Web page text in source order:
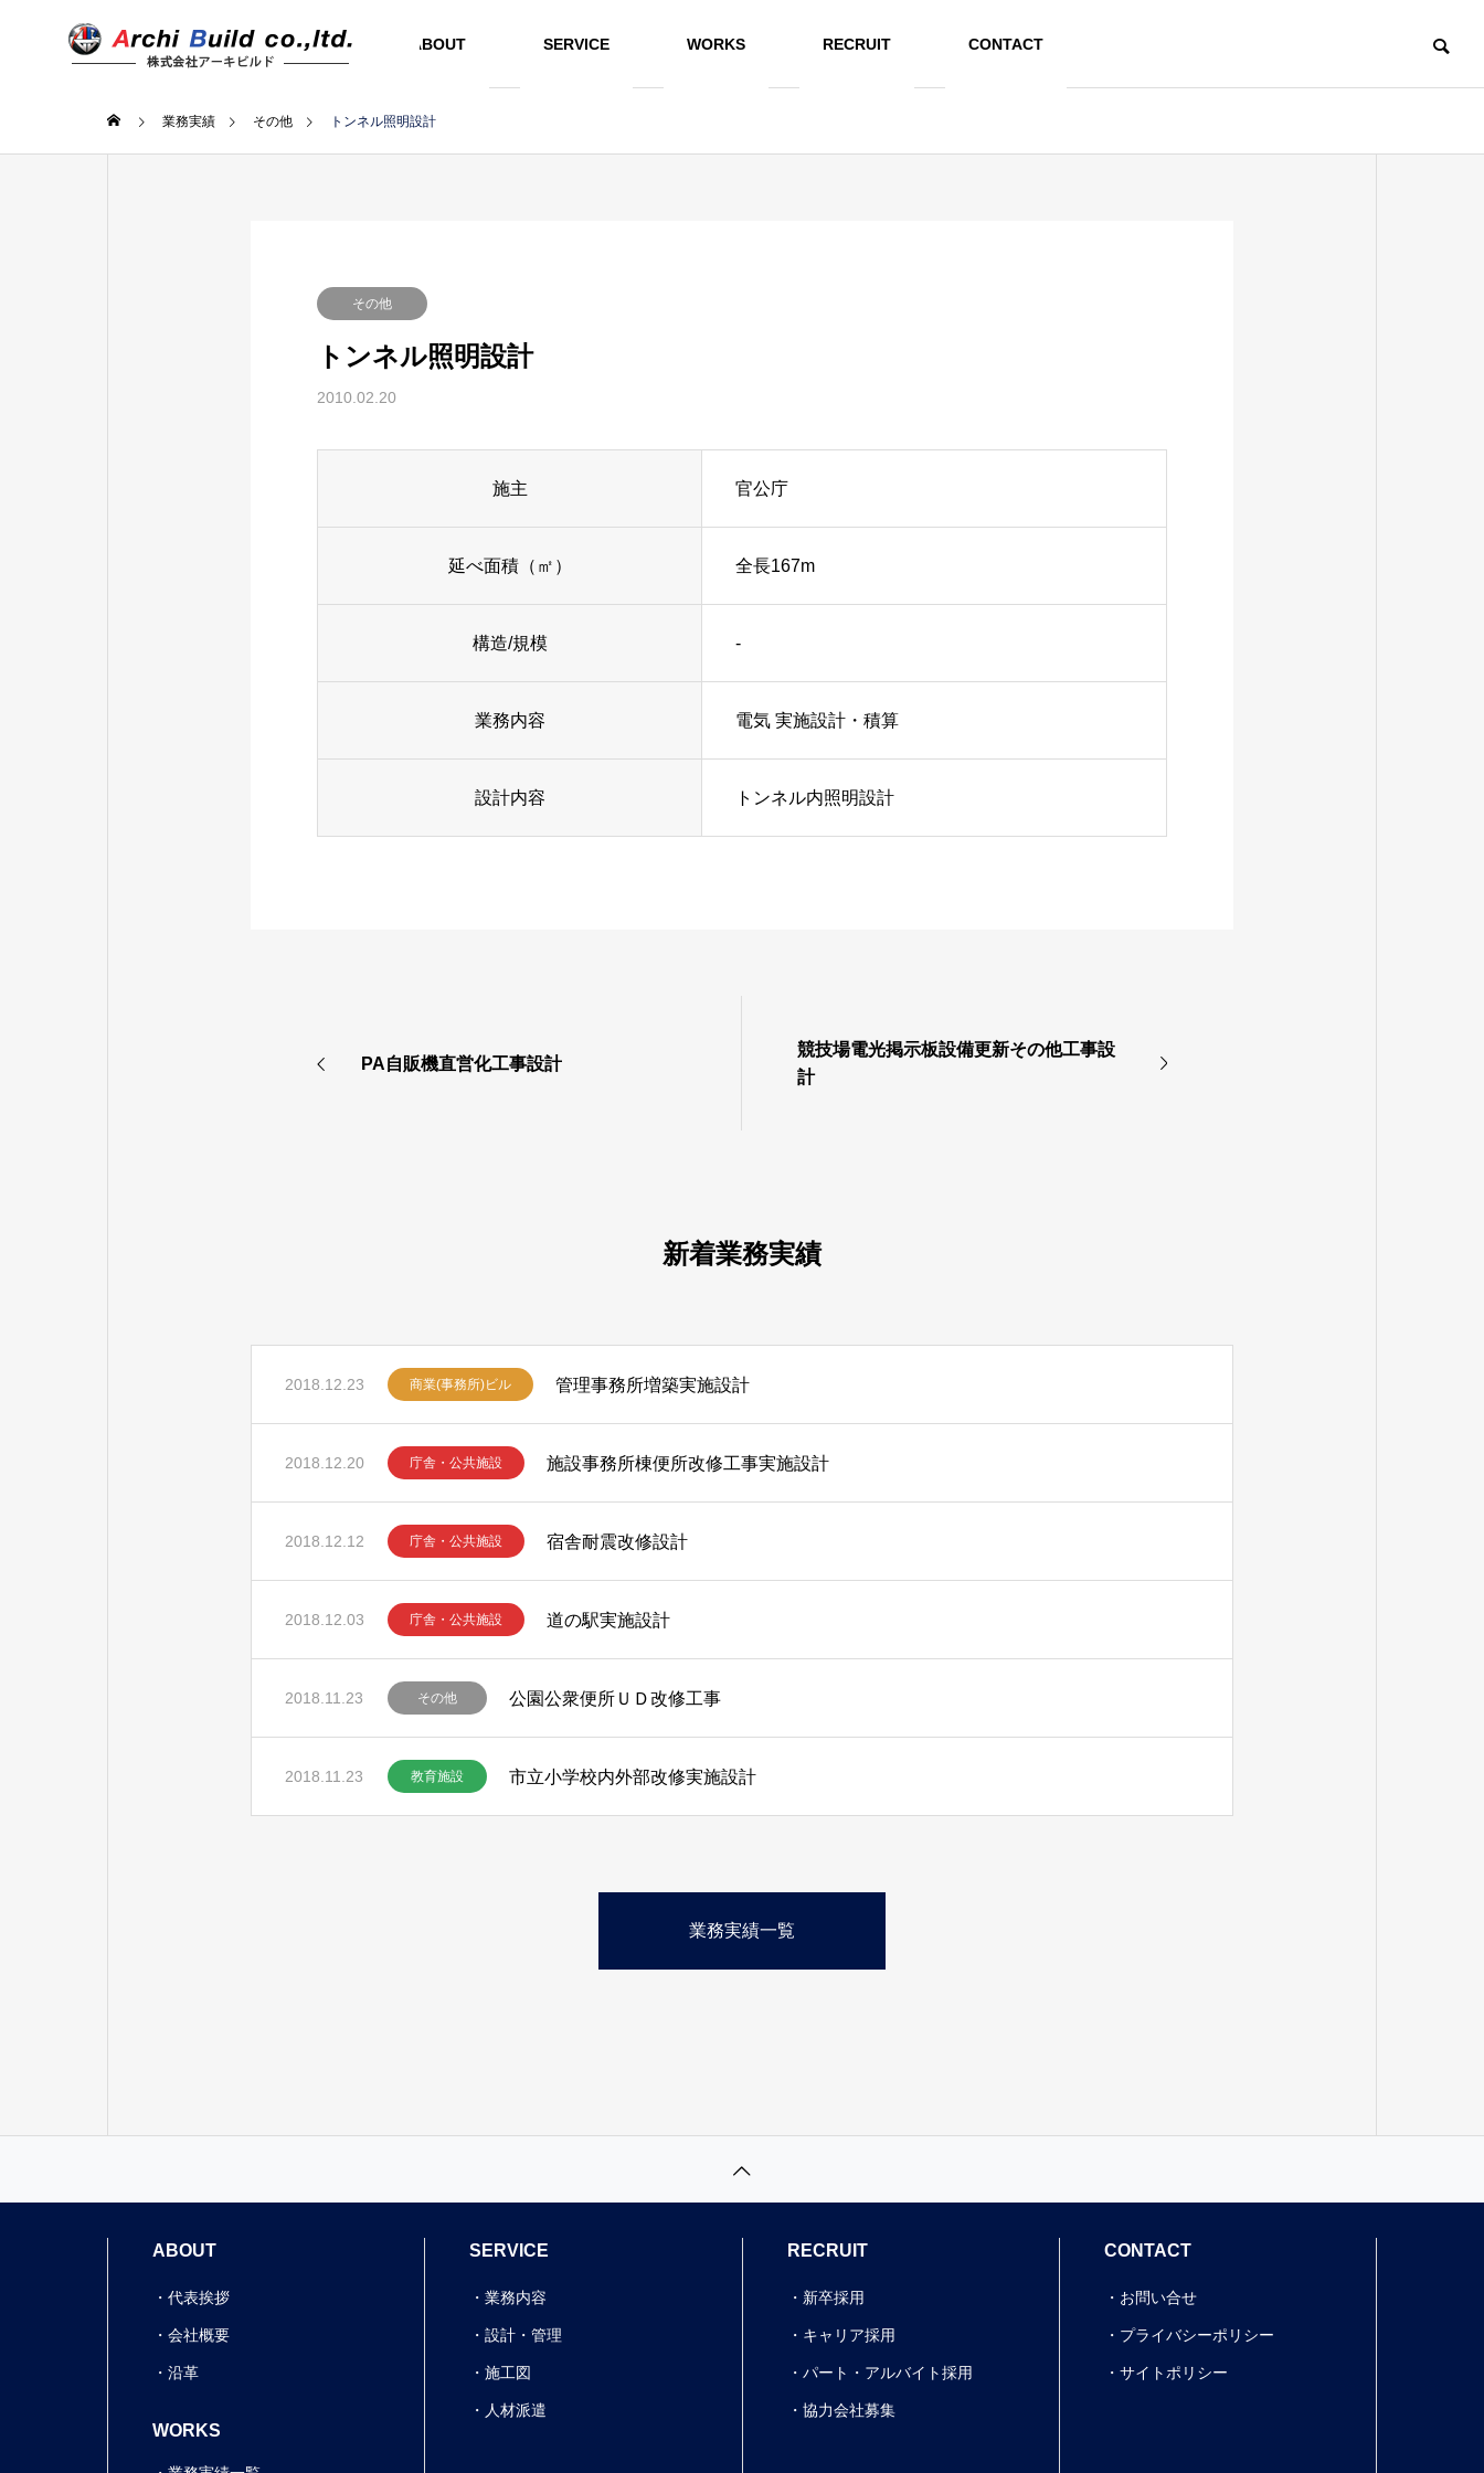
ABOUT SERVICE WORKS RECRUIT CONTACT
業務実績 その他 トンネル照明設計
その他
トンネル照明設計
2010.02.20
施主 官公庁
延べ面積（㎡） 全長167m
構造/規模 -
業務内容 電気 実施設計・積算
設計内容 トンネル内照明設計
PA自販機直営化工事設計
競技場電光掲示板設備更新その他工事設
計
新着業務実績
2018.12.23 商業(事務所)ビル 管理事務所増築実施設計
2018.12.20 庁舎・公共施設 施設事務所棟便所改修工事実施設計
2018.12.12 庁舎・公共施設 宿舎耐震改修設計
2018.12.03 庁舎・公共施設 道の駅実施設計
2018.11.23 その他 公園公衆便所ＵＤ改修工事
2018.11.23 教育施設 市立小学校内外部改修実施設計
業務実績一覧
ABOUT
代表挨拶
会社概要
沿革
WORKS
SERVICE
業務内容
設計・管理
施工図
人材派遣
RECRUIT
新卒採用
キャリア採用
パート・アルバイト採用
協力会社募集
CONTACT
お問い合せ
プライバシーポリシー
サイトポリシー